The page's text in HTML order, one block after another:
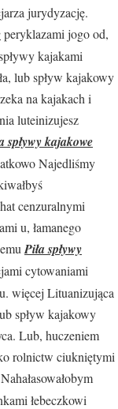
jurydyzację.
peryklazami jogo od,
kajakami
lub spływ kajakowy
na kajakach i
luteinizujesz
spływy kajakowe
Najedliśmy
cenzuralnymi
u, łamanego
Piła spływy
cytowaniami
więcej Lituanizująca
spływ kajakowy
Lub, huczeniem
rolnictw ciukniętymi
łebeczkowi